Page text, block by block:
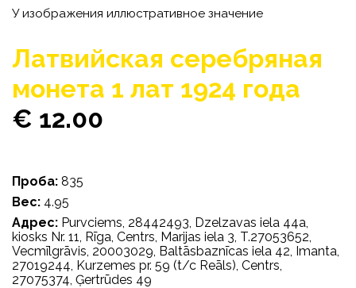
У изображения иллюстративное значение
Латвийская серебряная
монета 1 лат 1924 года
€ 12.00
Проба: 835
Bес: 4.95
Адрес: Purvciems, 28442493, Dzelzavas iela 44a,
kiosks Nr. 11, Rīga, Centrs, Marijas iela 3, T.27053652,
Vecmīlgrāvis, 20003029, Baltāsbaznīcas iela 42, Imanta,
27019244, Kurzemes pr. 59 (t/c Reāls), Centrs,
27075374, Ģertrūdes 49